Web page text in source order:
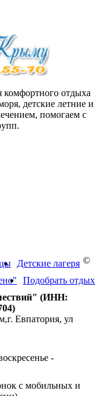
отдыха
детские летние и
помогаем с
Детские лагеря
Подобрать отдых
(ИНН:
Евпатория, ул
-
с мобильных и
©